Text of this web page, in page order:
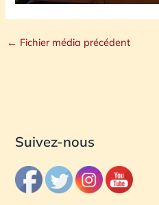
← Fichier média précédent
Suivez-nous